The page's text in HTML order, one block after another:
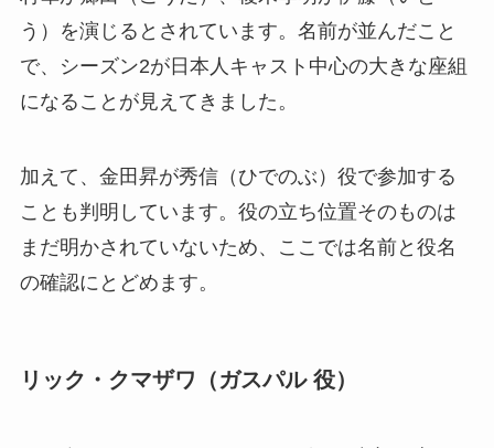
う）を演じるとされています。名前が並んだこと
で、シーズン2が日本人キャスト中心の大きな座組
になることが見えてきました。
加えて、金田昇が秀信（ひでのぶ）役で参加する
ことも判明しています。役の立ち位置そのものは
まだ明かされていないため、ここでは名前と役名
の確認にとどめます。
リック・クマザワ（ガスパル 役）